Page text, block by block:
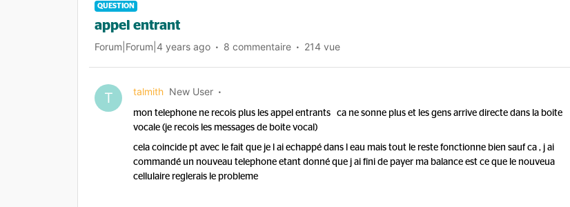
QUESTION
appel entrant
Forum|Forum|4 years ago 8 commentaire 214 vue
T talmith New User
mon telephone ne recois plus les appel entrants ca ne sonne plus et les gens arrive directe dans la boite
vocale (je recois les messages de boite vocal)
cela coincide pt avec le fait que je l ai echappé dans l eau mais tout le reste fonctionne bien sauf ca , j ai
commandé un nouveau telephone etant donné que j ai fini de payer ma balance est ce que le nouveua
cellulaire reglerais le probleme